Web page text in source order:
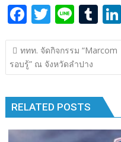
b
o
o
k
er bl
r
F
ac
e
b
o
o
k
T
w
itt
er
Li
n
e
T
u
m
bl
r
แนะแนว
เรื่อง
ททท. จัดกิจกรรม “Marcom
รอบรู้” ณ จังหวัดลำปาง
RELATED POSTS